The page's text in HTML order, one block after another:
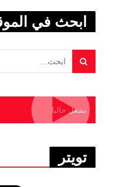
ابحث في
يشغل حاليا
تويتر